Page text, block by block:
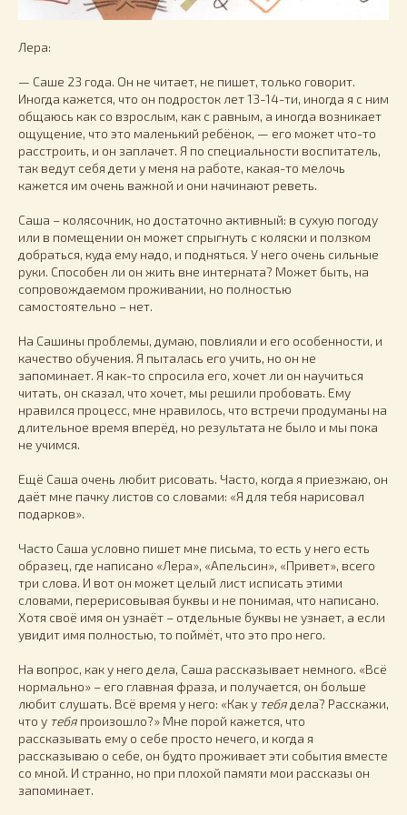
Лера:
— Саше 23 года. Он не читает, не пишет, только говорит.
Иногда кажется, что он подросток лет 13-14-ти, иногда я с ним
общаюсь как со взрослым, как с равным, а иногда возникает
ощущение, что это маленький ребёнок, — его может что-то
расстроить, и он заплачет. Я по специальности воспитатель,
так ведут себя дети у меня на работе, какая-то мелочь
кажется им очень важной и они начинают реветь.
Саша – колясочник, но достаточно активный: в сухую погоду
или в помещении он может спрыгнуть с коляски и ползком
добраться, куда ему надо, и подняться. У него очень сильные
руки. Способен ли он жить вне интерната? Может быть, на
сопровождаемом проживании, но полностью
самостоятельно – нет.
На Сашины проблемы, думаю, повлияли и его особенности, и
качество обучения. Я пыталась его учить, но он не
запоминает. Я как-то спросила его, хочет ли он научиться
читать, он сказал, что хочет, мы решили пробовать. Ему
нравился процесс, мне нравилось, что встречи продуманы на
длительное время вперёд, но результата не было и мы пока
не учимся.
Ещё Саша очень любит рисовать. Часто, когда я приезжаю, он
даёт мне пачку листов со словами: «Я для тебя нарисовал
подарков».
Часто Саша условно пишет мне письма, то есть у него есть
образец, где написано «Лера», «Апельсин», «Привет», всего
три слова. И вот он может целый лист исписать этими
словами, перерисовывая буквы и не понимая, что написано.
Хотя своё имя он узнаёт – отдельные буквы не узнает, а если
увидит имя полностью, то поймёт, что это про него.
На вопрос, как у него дела, Саша рассказывает немного. «Всё
нормально» – его главная фраза, и получается, он больше
любит слушать. Всё время у него: «Как у тебя дела? Расскажи,
что у тебя произошло?» Мне порой кажется, что
рассказывать ему о себе просто нечего, и когда я
рассказываю о себе, он будто проживает эти события вместе
со мной. И странно, но при плохой памяти мои рассказы он
запоминает.